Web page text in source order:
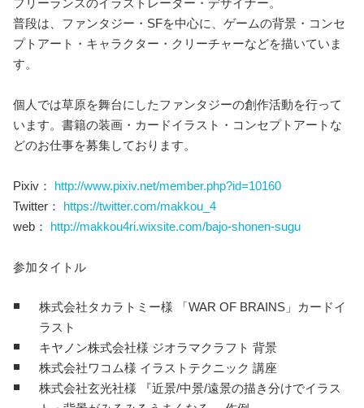
フリーランスのイラストレーター・デザイナー。
普段は、ファンタジー・SFを中心に、ゲームの背景・コンセ
プトアート・キャラクター・クリーチャーなどを描いていま
す。
個人では草原を舞台にしたファンタジーの創作活動を行って
います。書籍の装画・カードイラスト・コンセプトアートな
どのお仕事を募集しております。
Pixiv： http://www.pixiv.net/member.php?id=10160
Twitter： https://twitter.com/makkou_4
web： http://makkou4ri.wixsite.com/bajo-shonen-sugu
参加タイトル
株式会社タカラトミー様 「WAR OF BRAINS」カードイ
ラスト
キヤノン株式会社様 ジオラマクラフト 背景
株式会社ワコム様 イラストテクニック 講座
株式会社玄光社様 『近景/中景/遠景の描き分けでイラス